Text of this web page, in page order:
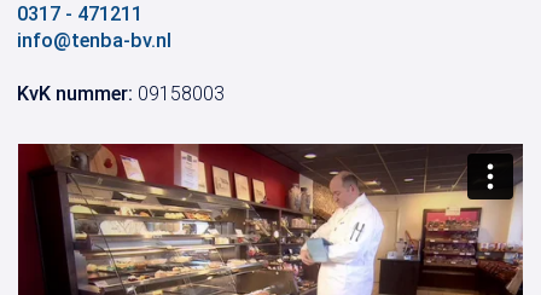
0317 - 471211
info@tenba-bv.nl
KvK nummer: 09158003